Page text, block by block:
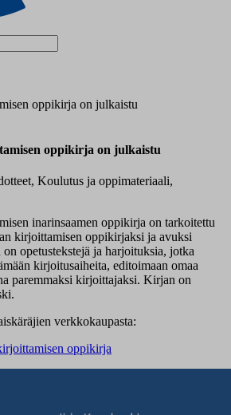
oppikirja on julkaistu
oppikirja on julkaistu
Koulutus ja oppimateriaali,
inarinsaamen oppikirja on tarkoitettu
kirjoittamisen oppikirjaksi ja avuksi
opetustekstejä ja harjoituksia, jotka
kirjoitusaiheita, editoimaan omaa
paremmaksi kirjoittajaksi. Kirjan on
verkkokaupasta:
oppikirja